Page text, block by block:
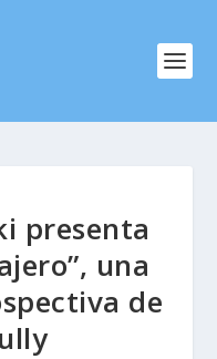
presenta
una
de